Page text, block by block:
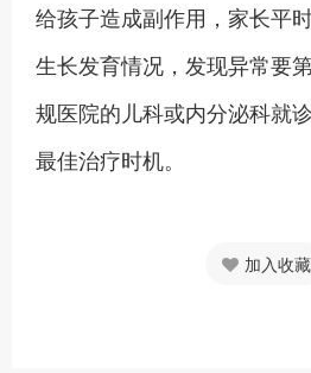
给孩子造成副作用，家长平
生长发育情况，发现异常要
规医院的儿科或内分泌科就
最佳治疗时机。
加入收藏